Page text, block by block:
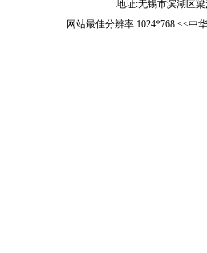
地址:无锡市滨湖区梁
网站最佳分辨率 1024*768 <<中